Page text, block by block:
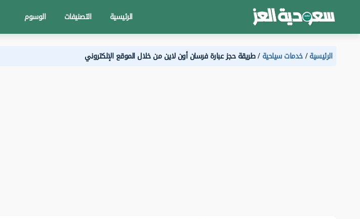
الرئيسية التصنيفات الوسوم
الرئيسية خدمات سياحية طريقة حجز عبارة فرسان أون لاين من خلال الموقع الإلكتروني